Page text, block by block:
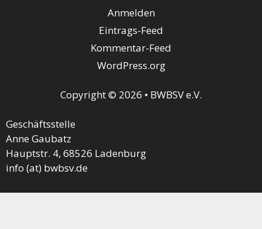
Anmelden
Eintrags-Feed
Kommentar-Feed
WordPress.org
Copyright © 2026 • BWBSV e.V.
Geschäftsstelle
Anne Gaubatz
Hauptstr. 4, 68526 Ladenburg
info (at) bwbsv.de